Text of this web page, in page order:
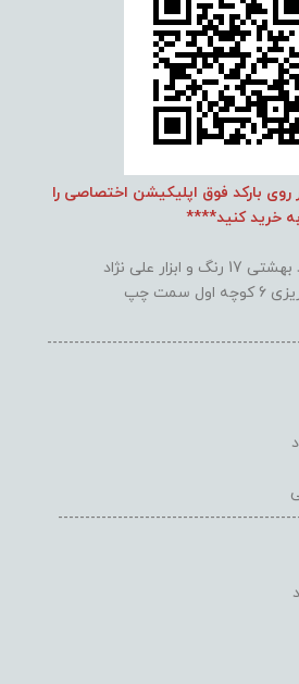
بارکد فوق اپلیکیشن اختصاصی را
خرید کنید****
علی نژاد